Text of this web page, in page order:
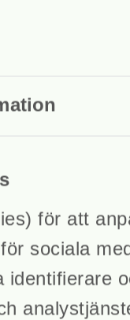
för att
sociala
samtidigt som
efter inkassokrav
nya ärenden hos